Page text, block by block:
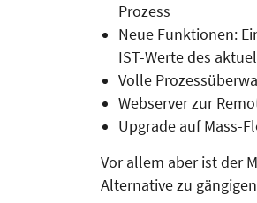
Prozess
Neue Funktionen:
IST-Werte des
Volle
Webserver zur
Upgrade auf Mass-
Vor allem aber ist der
Alternative zu